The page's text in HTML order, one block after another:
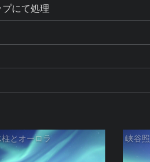
にて処理
とオーロラ 峡谷